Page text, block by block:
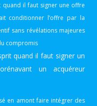
quand il faut signer une offre
conditionner l’offre par la
sans révélations majeures
compromis
quand il faut signer un
un acquéreur
en amont faire intégrer des